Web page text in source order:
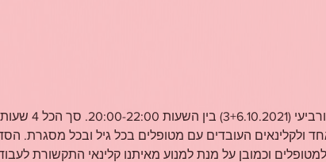
הסדנה תתקיים
ולקלינאים העובדים עם מטופלים בכל גיל ובכל מסגרת.
וכמובן על מנת למנוע מאיתנו קלינאי התקשורת